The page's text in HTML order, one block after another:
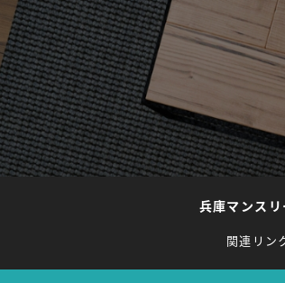
兵庫マンス
関連リン